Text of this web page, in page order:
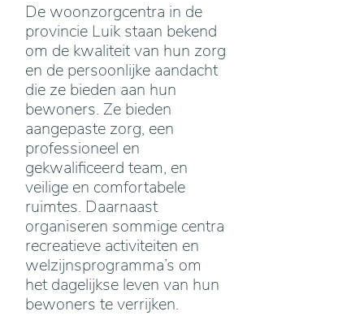
De woonzorgcentra in de
provincie Luik staan bekend
om de kwaliteit van hun zorg
en de persoonlijke aandacht
die ze bieden aan hun
bewoners. Ze bieden
aangepaste zorg, een
professioneel en
gekwalificeerd team, en
veilige en comfortabele
ruimtes. Daarnaast
organiseren sommige centra
recreatieve activiteiten en
welzijnsprogramma’s om
het dagelijkse leven van hun
bewoners te verrijken.